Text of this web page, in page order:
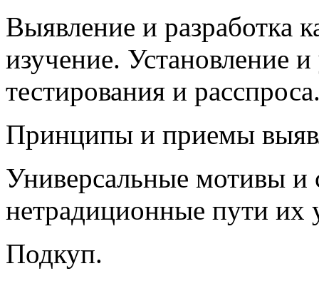
Выявление и разработка
изучение. Установление
тестирования и
Принципы и приемы
Универсальные мотивы и
нетрадиционные пути их
Подкуп.